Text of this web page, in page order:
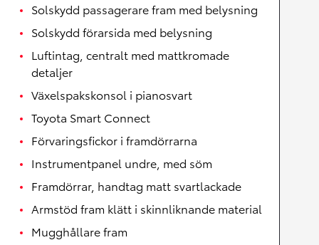
Solskydd passagerare fram med belysning
Solskydd förarsida med belysning
Luftintag, centralt med mattkromade
detaljer
Växelspakskonsol i pianosvart
Toyota Smart Connect
Förvaringsfickor i framdörrarna
Instrumentpanel undre, med söm
Framdörrar, handtag matt svartlackade
Armstöd fram klätt i skinnliknande material
Mugghållare fram